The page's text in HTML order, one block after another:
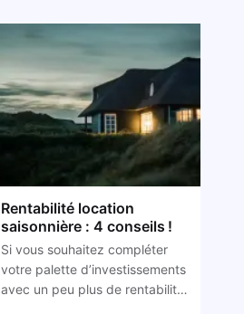
Rentabilité location
saisonnière : 4 conseils !
Si vous souhaitez compléter
votre palette d’investissements
avec un peu plus de rentabilité,